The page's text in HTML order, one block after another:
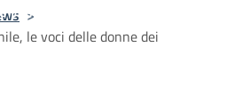
Vasto
>
le voci delle donne dei